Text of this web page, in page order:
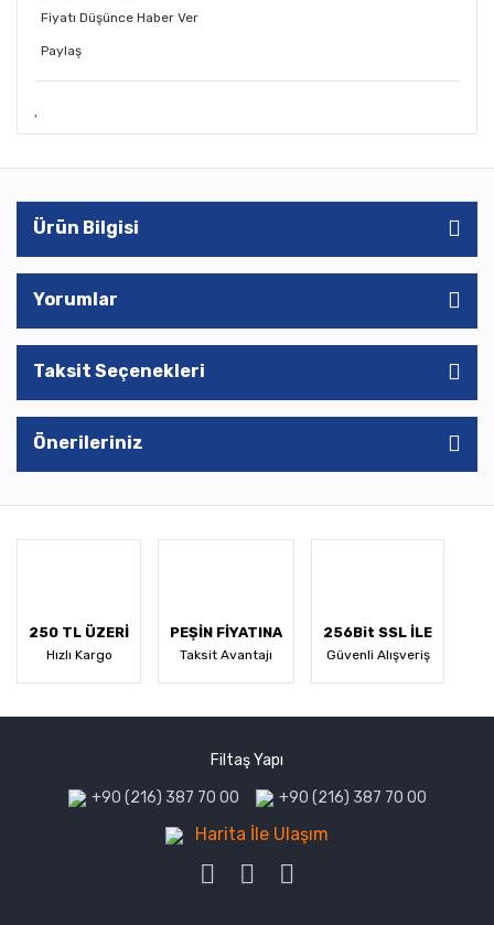
Fiyatı Düşünce Haber Ver
Paylaş
Ürün Bilgisi
Yorumlar
Taksit Seçenekleri
Önerileriniz
250 TL ÜZERİ
Hızlı Kargo
PEŞİN FİYATINA
Taksit Avantajı
256Bit SSL İLE
Güvenli Alışveriş
Filtaş Yapı
+90 (216) 387 70 00 +90 (216) 387 70 00
Harita İle Ulaşım